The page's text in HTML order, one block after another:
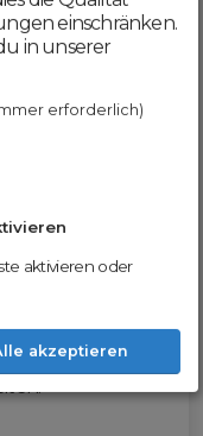
profitiere
dir
einschränken.
in unserer
erforderlich)
aktivieren oder
akzeptieren